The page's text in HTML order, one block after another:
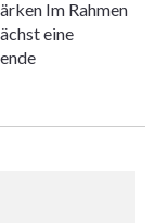
Im Rahmen
eine